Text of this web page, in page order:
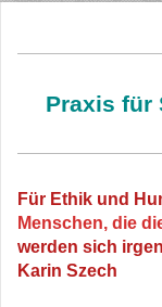
Praxis für
Für Ethik und
Menschen, die
werden sich
Karin Szech